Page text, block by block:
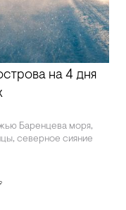
на 4 дня
Баренцева моря,
северное сияние